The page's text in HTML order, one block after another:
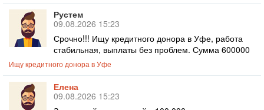
Рустем
09.08.2026 15:23
Срочно!!! Ищу кредитного донора в Уфе, работа
стабильная, выплаты без проблем. Сумма 600000
Ищу кредитного донора в Уфе
Елена
09.08.2026 15:23